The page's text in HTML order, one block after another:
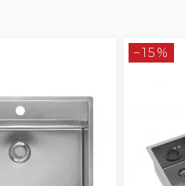
−15%